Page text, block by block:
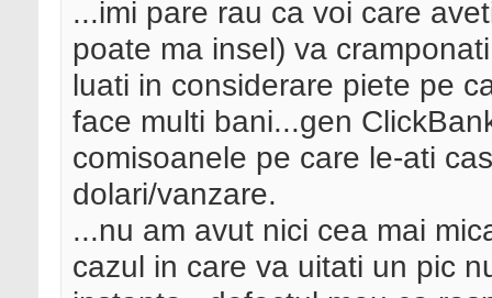
...imi pare rau ca voi care
poate ma insel) va
luati in considerare piete pe
face multi bani...gen
comisoanele pe care le-ati
dolari/vanzare.
...nu am avut nici cea mai
cazul in care va uitati un pic